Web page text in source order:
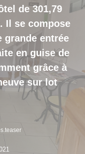
de 301,79
Il se compose
grande entrée
en guise de
grâce à
sur lot